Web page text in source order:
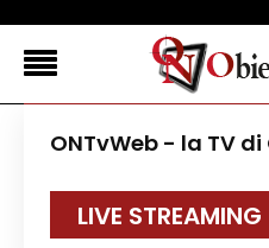
FLASH NEWS
NEWS DAL RESTO
ONTvWeb - la TV
LIVE STREAMING